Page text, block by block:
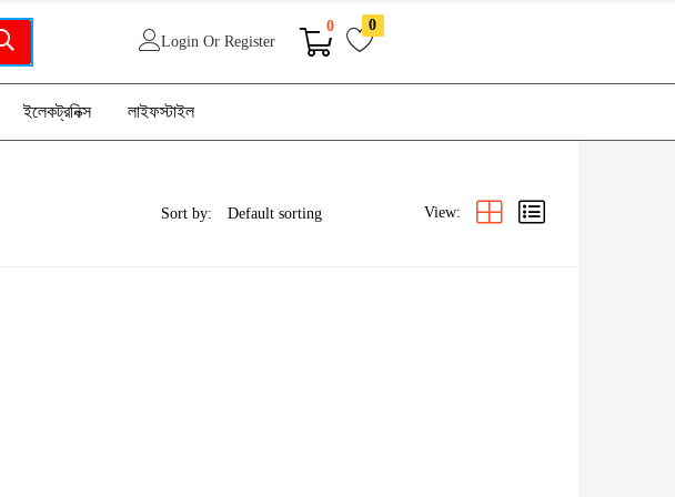
Login Or Register
0 0
ইলেকট্রনিক্স লাইফস্টাইল
Sort by: View: